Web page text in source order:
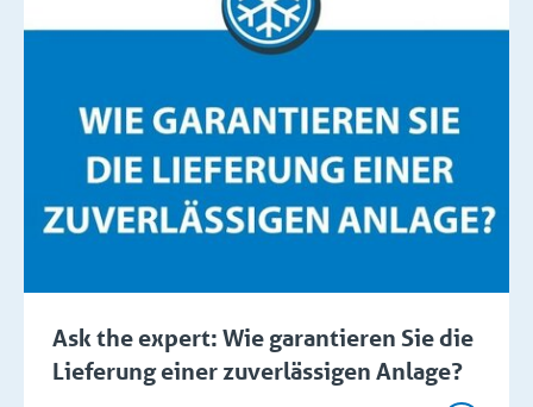
Ask the expert: Wie garantieren Sie die
Lieferung einer zuverlässigen Anlage?